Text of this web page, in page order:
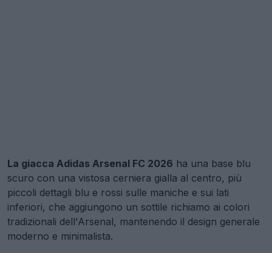
La giacca Adidas Arsenal FC 2026 ha una base blu
scuro con una vistosa cerniera gialla al centro, più
piccoli dettagli blu e rossi sulle maniche e sui lati
inferiori, che aggiungono un sottile richiamo ai colori
tradizionali dell'Arsenal, mantenendo il design generale
moderno e minimalista.